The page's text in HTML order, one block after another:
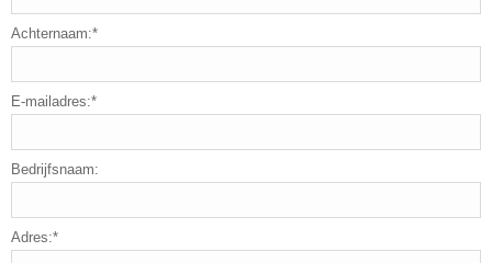
Achternaam:*
E-mailadres:*
Bedrijfsnaam:
Adres:*